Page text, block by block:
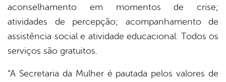
aconselhamento em momentos de crise;
atividades de percepção; acompanhamento de
assistência social e atividade educacional. Todos os
serviços são gratuitos.
“A Secretaria da Mulher é pautada pelos valores de